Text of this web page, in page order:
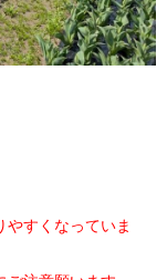
やすくなっていま